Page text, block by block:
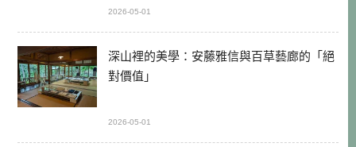
2026-05-01
深山裡的美學：安藤雅信與百草藝廊的「絕
對價值」
2026-05-01